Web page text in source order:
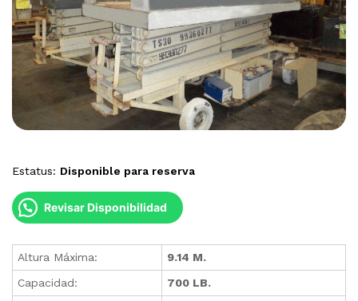
Estatus: Disponible para reserva
Revisar Disponibilidad
Altura Máxima:
9.14 M.
Capacidad:
700 LB.